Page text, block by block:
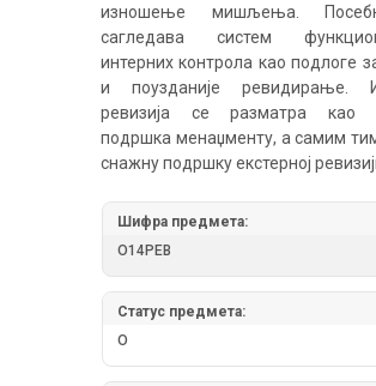
изношење мишљења.
сагледава систем
интерних контрола као подлоге
и поузданије ревидирање.
ревизија се разматра као
подршка менаџменту, а самим
снажну подршку екстерној
Шифра предмета:
О14РЕВ
Статус предмета:
О